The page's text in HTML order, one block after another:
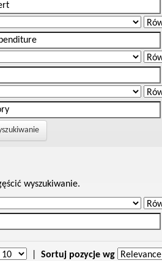
wyszukiwanie.
Sortuj pozycje wg